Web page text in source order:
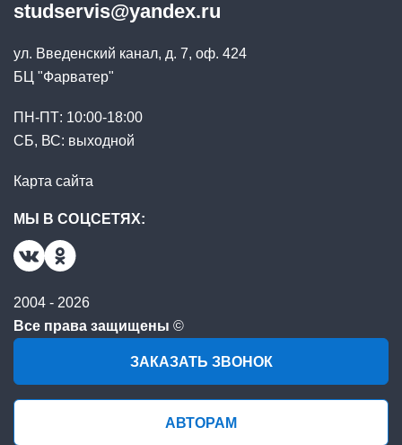
studservis@yandex.ru
ул. Введенский канал, д. 7, оф. 424
БЦ "Фарватер"
ПН-ПТ: 10:00-18:00
СБ, ВС: выходной
Карта сайта
МЫ В СОЦСЕТЯХ:
2004 - 2026
Все права защищены ©
ЗАКАЗАТЬ ЗВОНОК
АВТОРАМ